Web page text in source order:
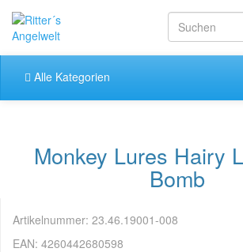
Alle Kategorien
Monkey Lures Hairy
Bomb
Artikelnummer: 23.46.19001-008
EAN: 4260442680598